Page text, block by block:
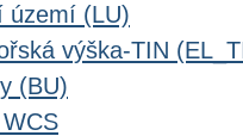
území (LU)
výška-TIN
(BU)